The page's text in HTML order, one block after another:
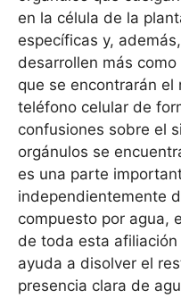
en la célula de la
específicas y,
desarrollen más
que se encontrarán
teléfono celular de
confusiones sobre el
orgánulos se
es una parte
independientemente
compuesto por agua,
de toda esta
ayuda a disolver el
presencia clara de